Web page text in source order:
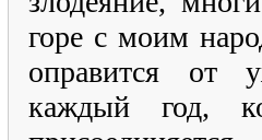
горе с моим
оправится от
каждый год,